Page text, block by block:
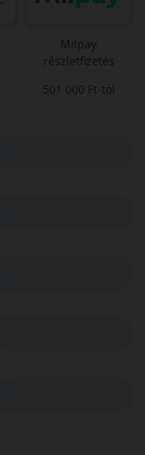
Milpay
részletfizetés
501 000 Ft-tól